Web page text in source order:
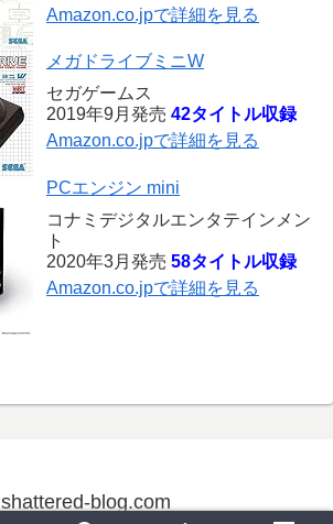
Amazon.co.jpで詳細を見る
メガドライブミニW
セガゲームス
2019年9月発売 42タイトル収録
Amazon.co.jpで詳細を見る
PCエンジン mini
コナミデジタルエンタテインメン
ト
2020年3月発売 58タイトル収録
Amazon.co.jpで詳細を見る
shattered-blog.com